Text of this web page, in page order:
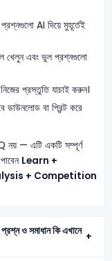
AI দিয়ে মুহূর্তেই
খেলুন এবং ভুল প্রশ্নগুলো
প্রস্তুতি যাচাই করুন।
ডাউনলোড বা প্রিন্ট করে
নয় — এটি একটি সম্পূর্ণ
Learn +
+ Competition